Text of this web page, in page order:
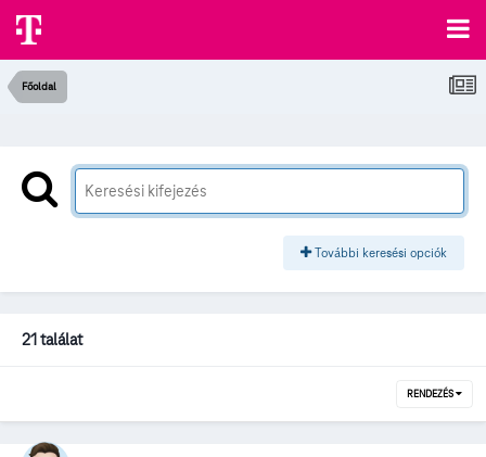
Főoldal
További keresési opciók
21 találat
RENDEZÉS